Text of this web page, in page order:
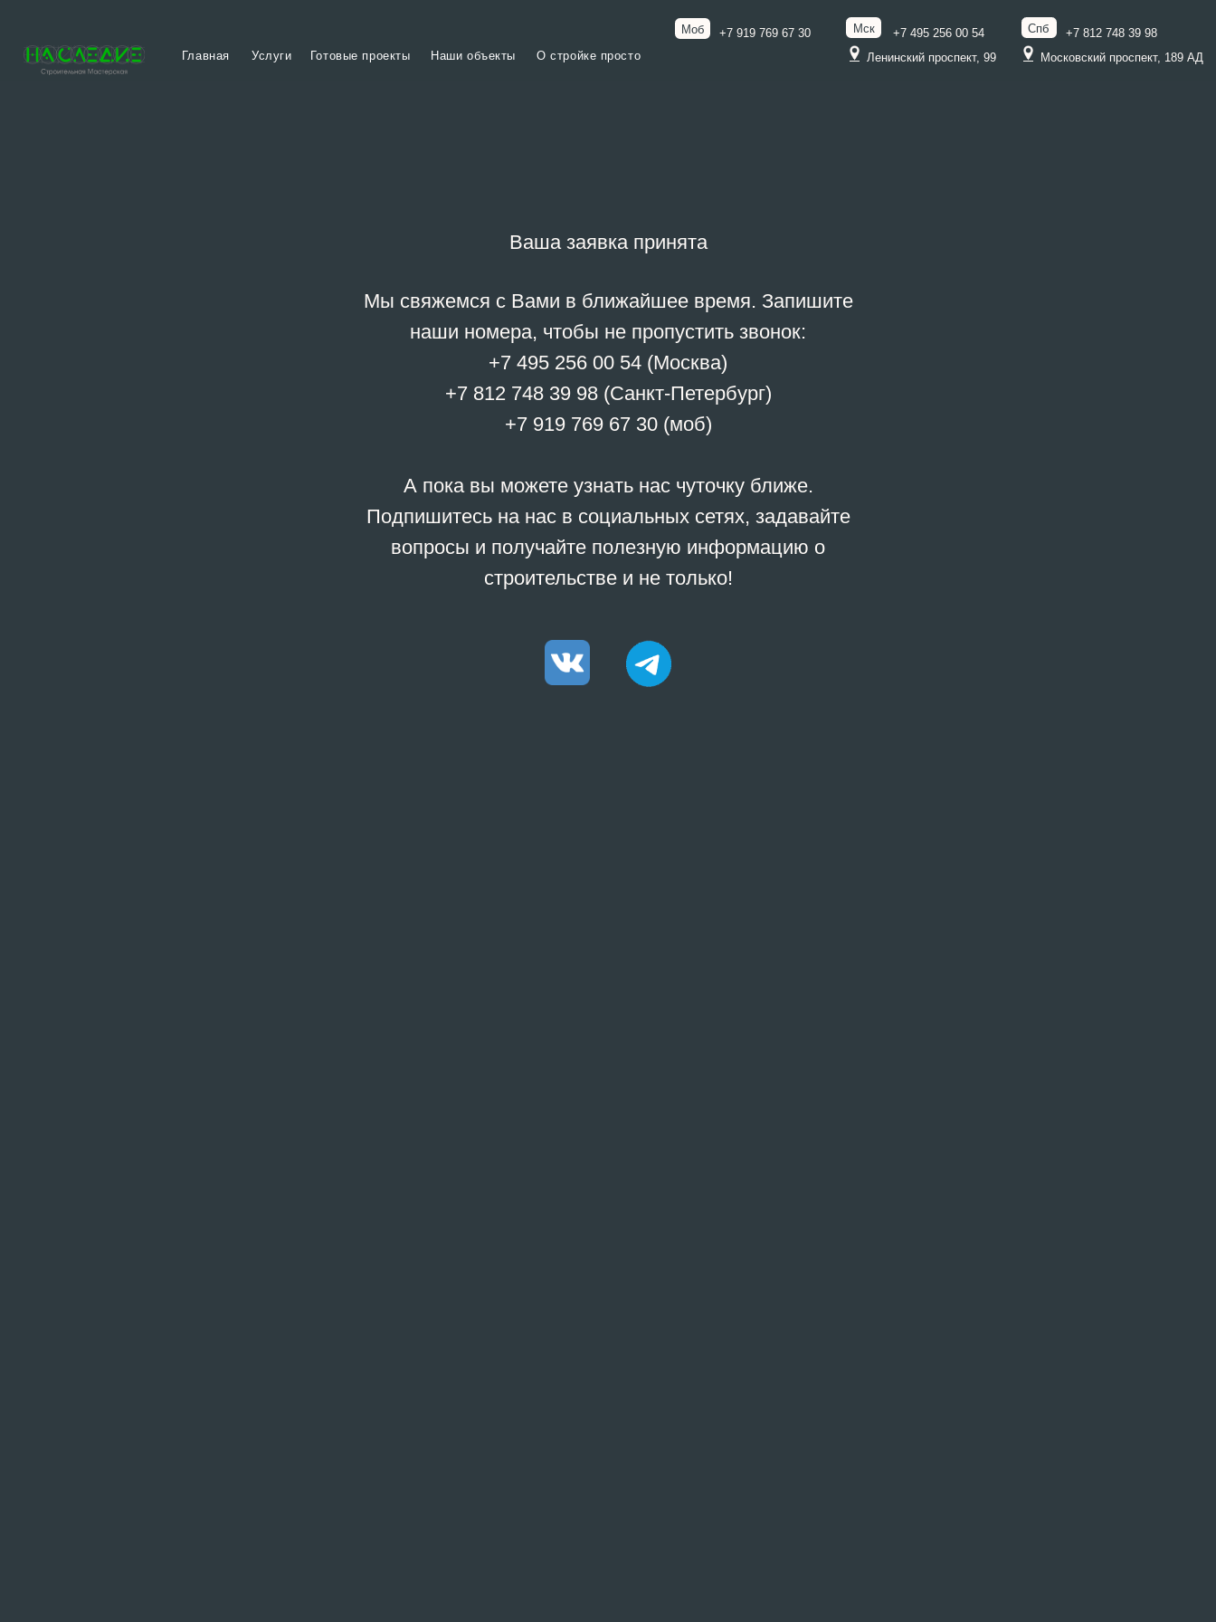
Наши объекты О стройке просто
Услуги Готовые проекты
+7 495 256 00 54
+7 919 769 67 30
+7 812 748 39 98
Главная
Ленинский проспект, 99 Московский проспект, 189 АД
Мы свяжемся с Вами в ближайшее время. Запишите
наши номера, чтобы не пропустить звонок:
+7 495 256 00 54 (Москва)
+7 812 748 39 98 (Санкт-Петербург)
+7 919 769 67 30 (моб)
А пока вы можете узнать нас чуточку ближе.
Подпишитесь на нас в социальных сетях, задавайте
вопросы и получайте полезную информацию о
строительстве и не только!
Ваша заявка принята